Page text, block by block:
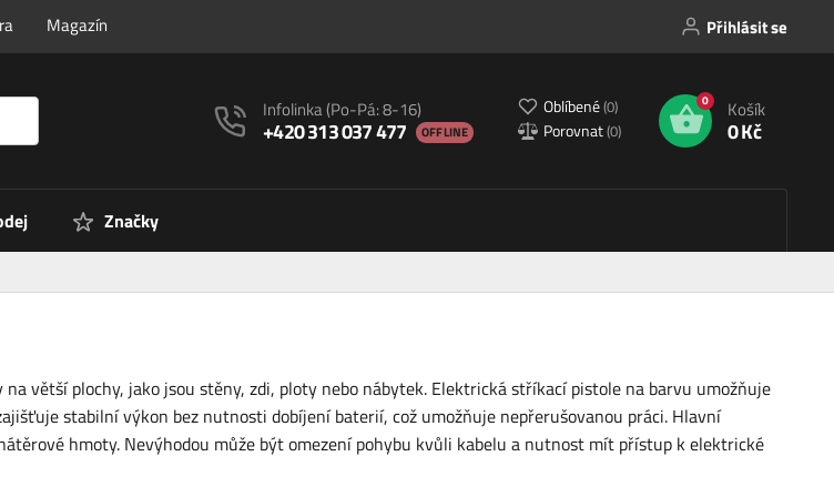
Magazín Přihlásit se
Infolinka(Po-Pá: 8-16)
+420 313 037 477 OFFLINE
Oblíbené(0)
Porovnat(0)
0 Košík
0 Kč
Značky
větší plochy, jako jsou stěny, zdi, ploty nebo nábytek. Elektrická stříkací pistole na barvu umožňuje
stabilní výkon bez nutnosti dobíjení baterií, což umožňuje nepřerušovanou práci. Hlavní
hmoty. Nevýhodou může být omezení pohybu kvůli kabelu a nutnost mít přístup k elektrické